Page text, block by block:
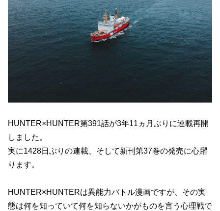
HUNTER×HUNTER第391話が3年11ヵ月ぶりに連載再開
しました。
実に1428日ぶりの連載、そして新刊第37巻の発売に心躍
ります。
HUNTER×HUNTERは異能力バトル漫画ですが、その実
態は何を知っていて何を知らないかがものを言う心理戦で